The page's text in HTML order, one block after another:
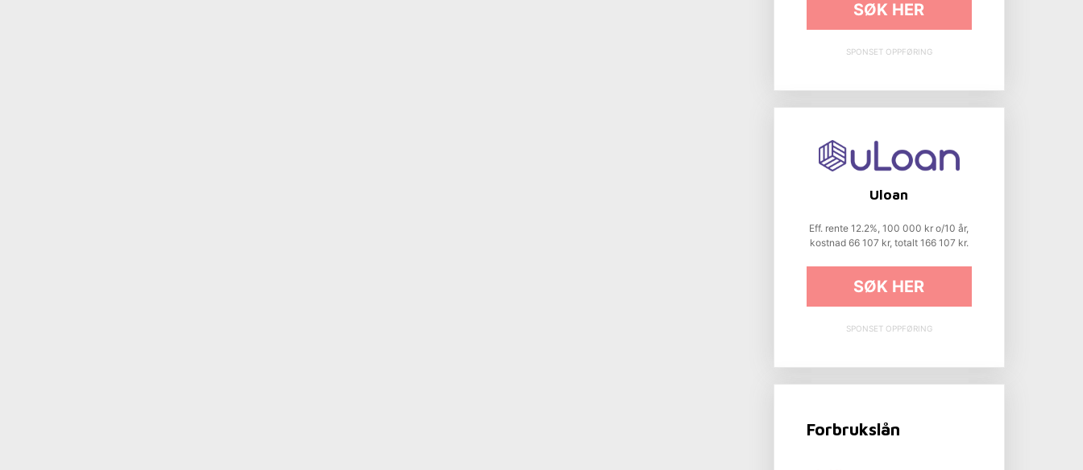
SØK HER
SPONSET OPPFØRING
Uloan
Eff. rente 12.2%, 100 000 kr o/10 år,
kostnad 66 107 kr, totalt 166 107 kr.
SØK HER
SPONSET OPPFØRING
Forbrukslån